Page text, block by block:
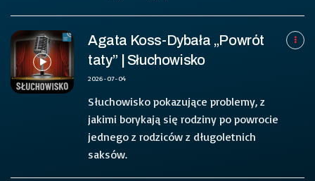
Agata Koss-Dybała „Powrót
taty” | Słuchowisko
2026-07-04
Słuchowisko pokazujące problemy, z
jakimi borykają się rodziny po powrocie
jednego z rodziców z długoletnich
saksów.